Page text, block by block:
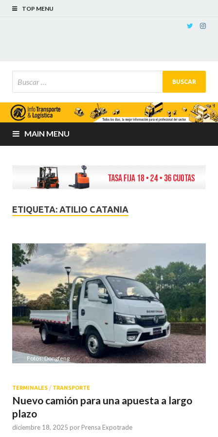
TOP MENU
MAIN MENU
ETIQUETA: ATILIO CATANIA
Fotos: Dongfeng
TERMINALES / TRANSPORTE
Nuevo camión para una apuesta a largo
plazo
diciembre 18, 2025 por Prensa Expotrade